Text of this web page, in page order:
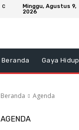
C
Minggu, Agustus 9,
2026
Beranda Gaya Hidup
Beranda Agenda
AGENDA